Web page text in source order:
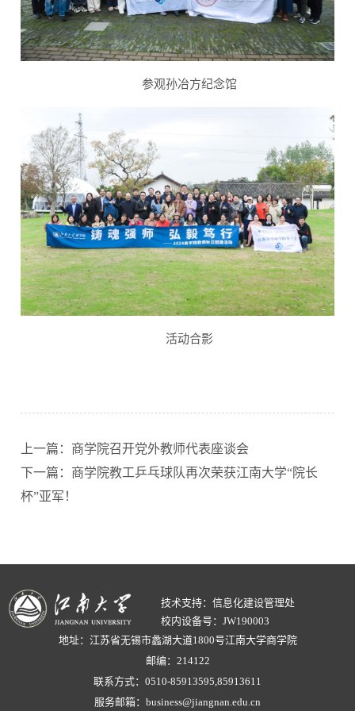
参观孙冶方纪念馆
活动合影
上一篇：商学院召开党外教师代表座谈会
下一篇：商学院教工乒乓球队再次荣获江南大学“院长
杯”亚军！
技术支持：信息化建设管理处
校内设备号：JW190003
地址：江苏省无锡市蠡湖大道1800号江南大学商学院
邮编：214122
联系方式：0510-85913595,85913611
服务邮箱：business@jiangnan.edu.cn